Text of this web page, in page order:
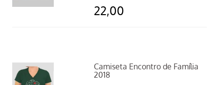
22,00
Camiseta Encontro de Família
2018